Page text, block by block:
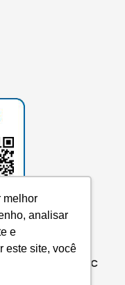
melhor
analisar
e
este site, você
no e-MEC